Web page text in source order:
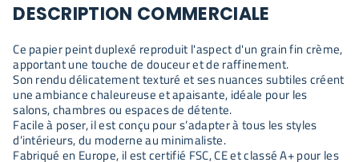
DESCRIPTION COMMERCIALE
Ce papier peint duplexé reproduit l'aspect d'un grain fin crème,
apportant une touche de douceur et de raffinement.
Son rendu délicatement texturé et ses nuances subtiles créent
une ambiance chaleureuse et apaisante, idéale pour les
salons, chambres ou espaces de détente.
Facile à poser, il est conçu pour s’adapter à tous les styles
d’intérieurs, du moderne au minimaliste.
Fabriqué en Europe, il est certifié FSC, CE et classé A+ pour les